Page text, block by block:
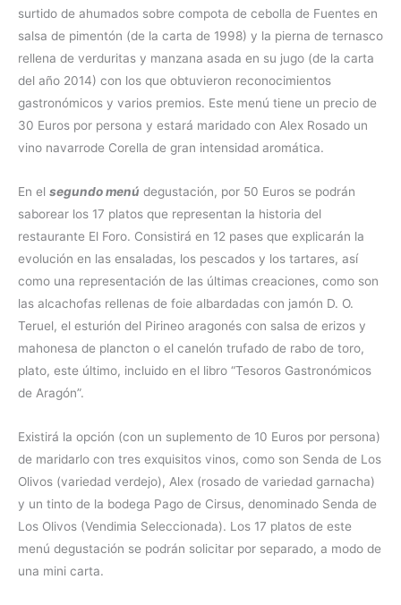
surtido de ahumados sobre compota de cebolla de Fuentes en
salsa de pimentón (de la carta de 1998) y la pierna de ternasco
rellena de verduritas y manzana asada en su jugo (de la carta
del año 2014) con los que obtuvieron reconocimientos
gastronómicos y varios premios. Este menú tiene un precio de
30 Euros por persona y estará maridado con Alex Rosado un
vino navarrode Corella de gran intensidad aromática.
En el segundo menú degustación, por 50 Euros se podrán
saborear los 17 platos que representan la historia del
restaurante El Foro. Consistirá en 12 pases que explicarán la
evolución en las ensaladas, los pescados y los tartares, así
como una representación de las últimas creaciones, como son
las alcachofas rellenas de foie albardadas con jamón D. O.
Teruel, el esturión del Pirineo aragonés con salsa de erizos y
mahonesa de plancton o el canelón trufado de rabo de toro,
plato, este último, incluido en el libro “Tesoros Gastronómicos
de Aragón”.
Existirá la opción (con un suplemento de 10 Euros por persona)
de maridarlo con tres exquisitos vinos, como son Senda de Los
Olivos (variedad verdejo), Alex (rosado de variedad garnacha)
y un tinto de la bodega Pago de Cirsus, denominado Senda de
Los Olivos (Vendimia Seleccionada). Los 17 platos de este
menú degustación se podrán solicitar por separado, a modo de
una mini carta.